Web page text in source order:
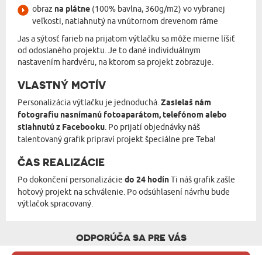
obraz na plátne (100% bavlna, 360g/m2) vo vybranej
veľkosti, natiahnutý na vnútornom drevenom ráme
Jas a sýtosť farieb na prijatom výtlačku sa môže mierne líšiť
od odoslaného projektu. Je to dané individuálnym
nastavením hardvéru, na ktorom sa projekt zobrazuje.
VLASTNÝ MOTÍV
Personalizácia výtlačku je jednoduchá.Zasielaš nám
fotografiu nasnímanú fotoaparátom, telefónom alebo
stiahnutú z Facebooku. Po prijatí objednávky náš
talentovaný grafik pripraví projekt špeciálne pre Teba!
ČAS REALIZÁCIE
Po dokončení personalizácie do 24 hodínTi náš grafik zašle
hotový projekt na schválenie. Po odsúhlasení návrhu bude
výtlačok spracovaný.
ODPORÚČA SA PRE VÁS